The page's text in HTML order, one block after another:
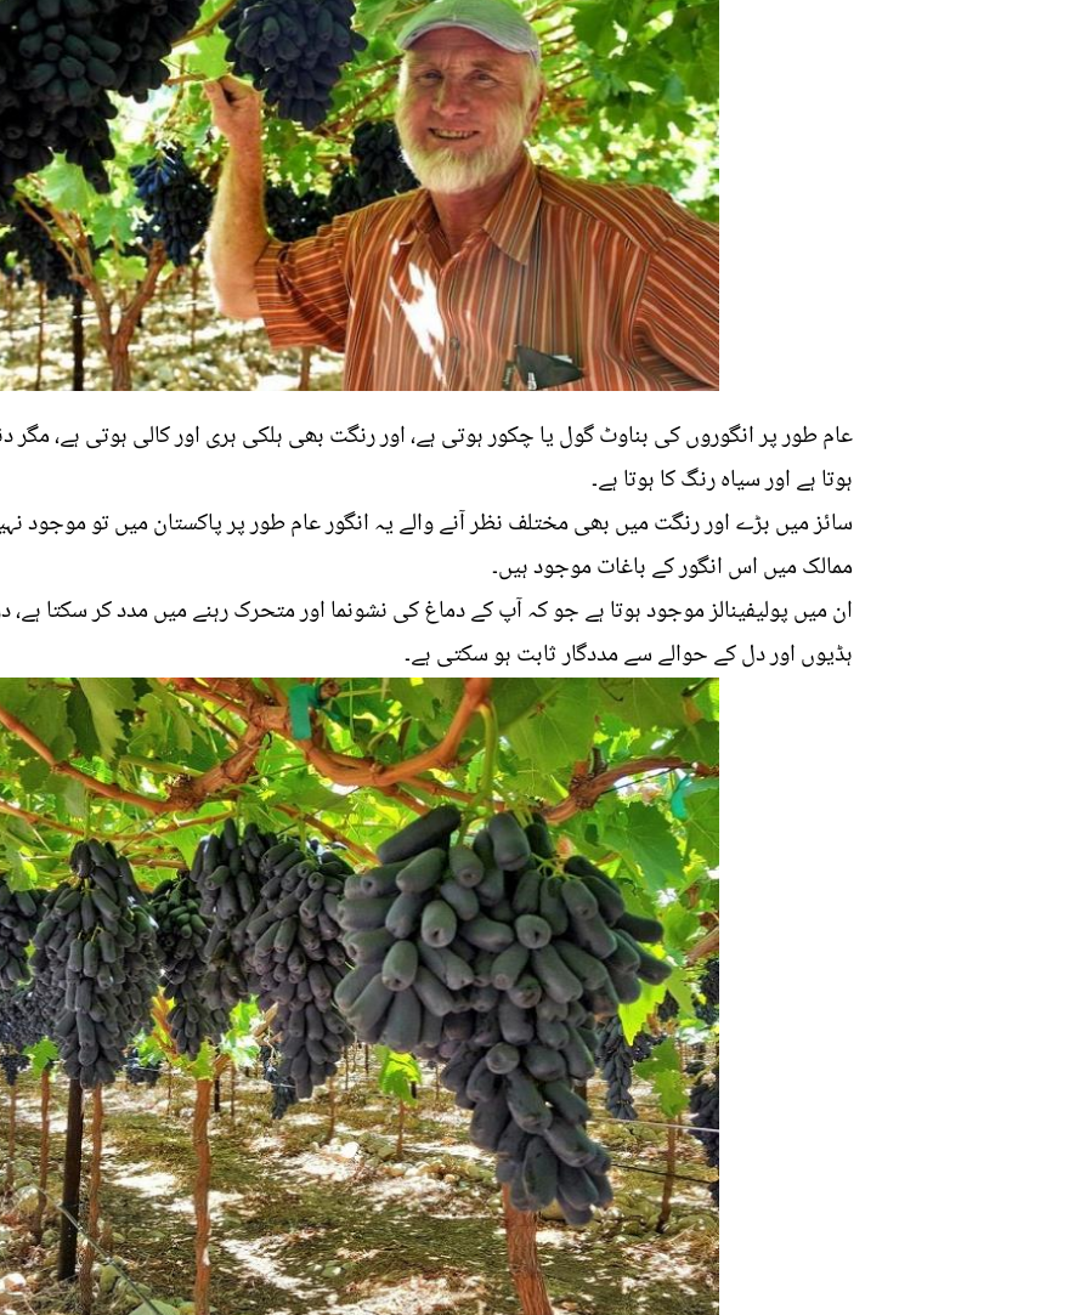
عام طور پر انگوروں کی بناوٹ گول یا چکور ہوتی ہے، اور رنگت بھی ہلکی ہری اور کالی ہوتی ہے، مگر
ہوتا ہے اور سیاہ رنگ کا ہوتا ہے۔
سائز میں بڑے اور رنگت میں بھی مختلف نظر آنے والے یہ انگور عام طور پر پاکستان میں تو موجود
ممالک میں اس انگور کے باغات موجود ہیں۔
ان میں پولیفینالز موجود ہوتا ہے جو کہ آپ کے دماغ کی نشونما اور متحرک رہنے میں مدد کر سکتا
ہڈیوں اور دل کے حوالے سے مددگار ثابت ہو سکتی ہے۔